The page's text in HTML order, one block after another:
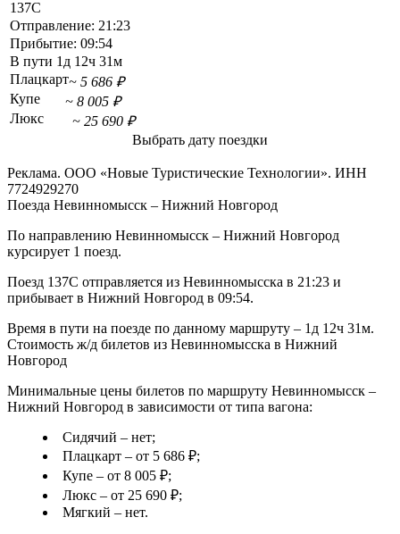
137С
Отправление: 21:23
Прибытие: 09:54
В пути 1д 12ч 31м
Плацкарт~ 5 686 ₽
Купе
~ 8 005 ₽
Люкс
~ 25 690 ₽
Выбрать дату поездки
Реклама. ООО «Новые Туристические Технологии». ИНН
7724929270
Поезда Невинномысск – Нижний Новгород
По направлению Невинномысск – Нижний Новгород
курсирует 1 поезд.
Поезд 137С отправляется из Невинномысска в 21:23 и
прибывает в Нижний Новгород в 09:54.
Время в пути на поезде по данному маршруту – 1д 12ч 31м.
Стоимость ж/д билетов из Невинномысска в Нижний
Новгород
Минимальные цены билетов по маршруту Невинномысск –
Нижний Новгород в зависимости от типа вагона:
Сидячий – нет;
Плацкарт – от 5 686 ₽;
Купе – от 8 005 ₽;
Люкс – от 25 690 ₽;
Мягкий – нет.